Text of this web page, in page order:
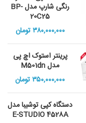
رنگی شارپ مدل BP-
20C25
۳۸۰,۰۰۰,۰۰۰تومان
پرینتر استوک اچ پی
مدل M501dn
۳۵۰,۰۰۰,۰۰۰تومان
دستگاه کپی توشیبا مدل
E-STUDIO 4528A